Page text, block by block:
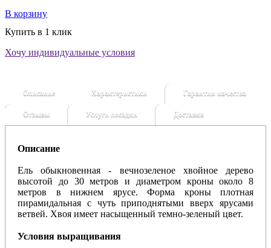
В корзину
Купить в 1 клик
Хочу индивидуальные условия
Описание Характеристики Гарантия качества
Отзывы Услуги посадки Доставка
Описание
Ель обыкновенная - вечнозеленое хвойное дерево
высотой до 30 метров и диаметром кроны около 8
метров в нижнем ярусе. Форма кроны плотная
пирамидальная с чуть приподнятыми вверх ярусами
ветвей. Хвоя имеет насыщенный темно-зеленый цвет.
Условия выращивания